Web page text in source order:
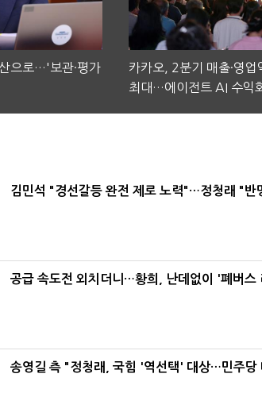
으로…'보관·평가
카카오, 2분기 매출·영업
최대…에이전트 AI 수익
김민석 "경선갈등 완전 제로 노력"…정청래 "반
공급 속도전 외치더니…황희, 난데없이 '폐버스
송영길 측 "정청래, 국힘 '역선택' 대상…민주당